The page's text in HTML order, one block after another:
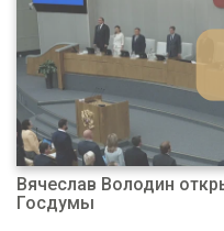
Вячеслав Володин
Госдумы